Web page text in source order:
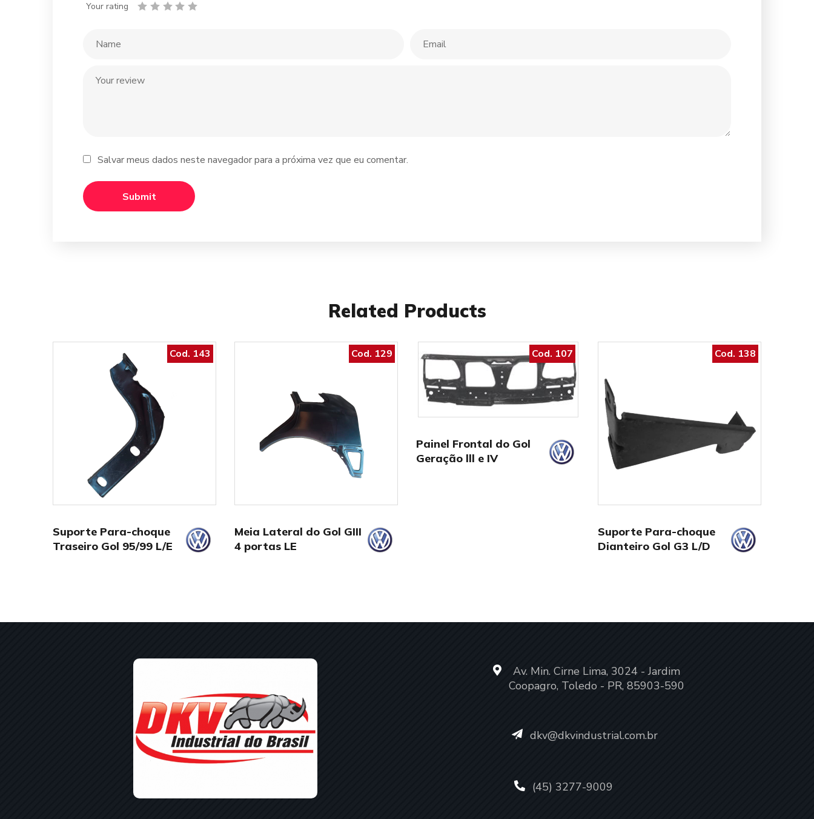
Salvar meus dados neste navegador para a próxima vez que eu comentar.
Your rating
Related Products
Cod. 143
Suporte Para-choque
Traseiro Gol 95/99 L/E
Cod. 129
Meia Lateral do Gol GIII
4 portas LE
Cod. 107
Painel Frontal do Gol
Geração lll e IV
Cod. 138
Suporte Para-choque
Dianteiro Gol G3 L/D
Av. Min. Cirne Lima, 3024 - Jardim
Coopagro, Toledo - PR, 85903-590
dkv@dkvindustrial.com.br
(45) 3277-9009